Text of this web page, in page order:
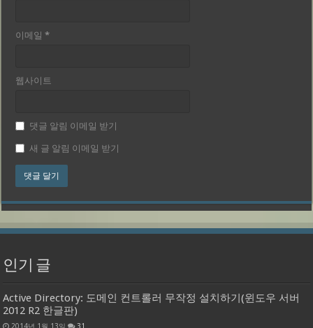
이메일*
웹사이트
댓글 알림 이메일 받기
새 글 알림 이메일 받기
인기 글
Active Directory: 도메인 컨트롤러 무작정 설치하기(윈도우 서버
2012 R2 한글판)
2014년 1월 13일 31